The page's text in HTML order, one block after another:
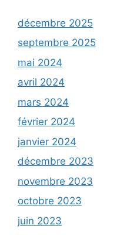
décembre 2025
septembre 2025
mai 2024
avril 2024
mars 2024
février 2024
janvier 2024
décembre 2023
novembre 2023
octobre 2023
juin 2023